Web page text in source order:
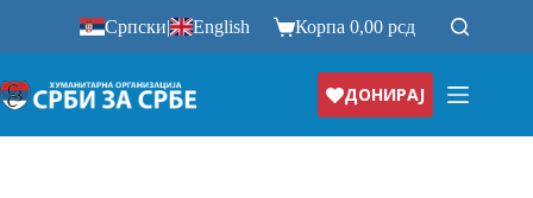
Српски| English Корпа0,00рсд
ДОНИРАЈ